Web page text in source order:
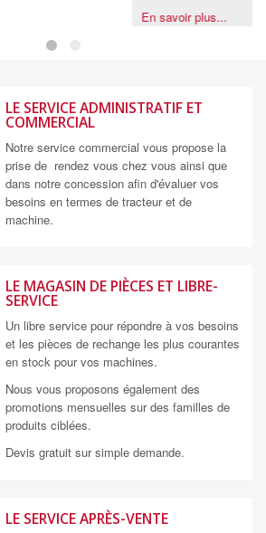
LE SERVICE ADMINISTRATIF ET
COMMERCIAL
Notre service commercial vous propose la
prise de rendez vous chez vous ainsi que
dans notre concession afin d'évaluer vos
besoins en termes de tracteur et de
machine.
LE MAGASIN DE PIÈCES ET LIBRE-
SERVICE
Un libre service pour répondre à vos besoins
et les pièces de rechange les plus courantes
en stock pour vos machines.
Nous vous proposons également des
promotions mensuelles sur des familles de
produits ciblées.
Devis gratuit sur simple demande.
LE SERVICE APRÈS-VENTE